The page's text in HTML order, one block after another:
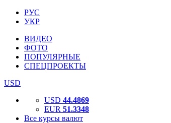
РУС
УКР
ВИДЕО
ФОТО
ПОПУЛЯРНЫЕ
СПЕЦПРОЕКТЫ
USD
USD 44.4869
EUR 51.3348
Все курсы валют